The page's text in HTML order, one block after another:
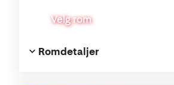
Velg rom
Romdetaljer